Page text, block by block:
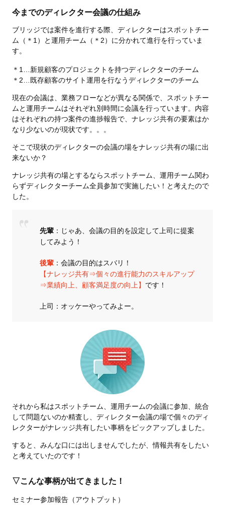
今までのディレクター会議の仕組み
ブリッジでは案件を進行する際、ディレクターはスポットチー
ム（＊1）と運用チーム（＊2）に分かれて進行を行っていま
す。
＊1…新規顧客のプロジェクトを持つディレクターのチーム
＊2…既存顧客のサイト運用を行なうディレクターのチーム
現在の会議は、業務フローなどが異なる関係で、スポットチー
ムと運用チームはそれぞれ別時間に会議を行っています。内容
はそれぞれの持つ案件の進捗報告で、ナレッジ共有の要素はか
なり少ないのが現状です。。。
そこで現状のディレクターの会議の場をナレッジ共有の場に出
来ないか？
ナレッジ共有の場とするならスポットチーム、運用チーム関わ
らずディレクターチーム全員参加で実施したい！と考えたので
した。
先輩：じゃあ、会議の目的を設定して上司に提案
してみよう！
後輩：会議の目的はスバリ！
【ナレッジ共有⇒個々の進行能力のスキルアップ
⇒業績向上、顧客満足度の向上】 です！
上司：オッケーやってみよー。
それから私はスポットチーム、運用チームの会議に参加、統合
して問題ないのか精査し、ディレクター会議の場で個々のディ
レクターがナレッジ共有したい事柄をピックアップしました。
すると、みんな口には出しませんでしたが、情報共有をしたい
と考えていたのです！
▽こんな事柄が出てきました！
セミナー参加報告（アウトプット）